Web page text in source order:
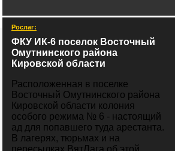
Рослаг:
ФКУ ИК-6 поселок Восточный
Омутнинского района
Кировской области
Расположенная в поселке
Восточный Омутнинского района
Кировской области колония
особого режима № 6 - настоящий
ад для попавшего туда арестанта.
В лагерях, тюрьмах и на
пересылках ВятЛага об этой